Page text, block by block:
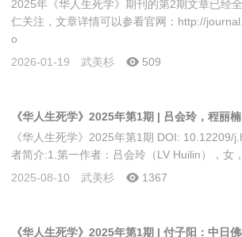
2025年《华人生死学》期刊的第2期文章已经
仁关注，文章详情可以参看官网：http://
o
2026-01-19
武美杉 509
《华人生死学》2025年第1期 | 吕会玲，程丽
断舍离理念对生死认知的反思与重构
《华人生死学》2025年第1期 DOI:
者简介:1.第一作者：吕会玲（LV Huilin），女
2025-08-10
武美杉 1367
《华人生死学》2025年第1期 | 付子阳：中日